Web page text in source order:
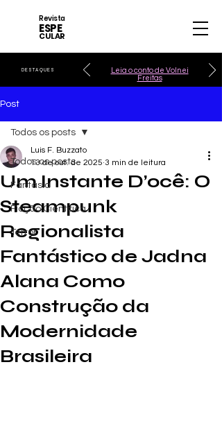
Revista
ESPE
CULAR
DESTAQUES
Leia o conto de Volnei
Freitas
Post
Todos os posts
Fantasia
Ficção Científica
Terror
Todos os posts
Um Instante D’ocê: O
Steampunk
Regionalista
Fantástico de Jadna
Alana Como
Construção da
Modernidade
Brasileira
Luis F. Buzzato
13 de out. de 2025 3 min de leitura